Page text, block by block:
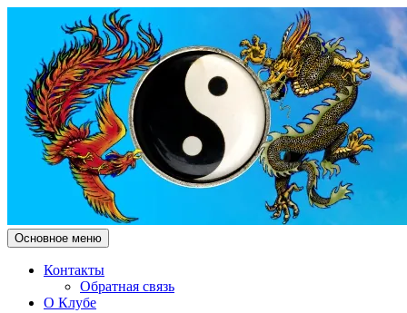
Чжун Юань Цигун Клуб
"Здесь и Сейчас"
Поиск
Основное меню Перейти
к
Контакты
Обратная связь
О Клубе